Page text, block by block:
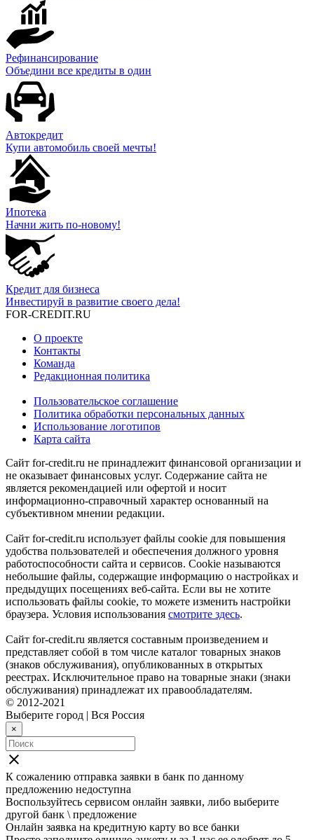
Рефинансирование
Объедини все кредиты в один
Автокредит
Купи автомобиль своей мечты!
Ипотека
Начни жить по-новому!
Кредит для бизнеса
Инвестируй в развитие своего дела!
FOR-CREDIT.RU
О проекте
Контакты
Команда
Редакционная политика
Пользовательское соглашение
Политика обработки персональных данных
Использование логотипов
Карта сайта
Сайт for-credit.ru не принадлежит финансовой организации и
не оказывает финансовых услуг. Содержание сайта не
является рекомендацией или офертой и носит
информационно-справочный характер основанный на
субъективном мнении редакции.
Сайт for-credit.ru использует файлы cookie для повышения
удобства пользователей и обеспечения должного уровня
работоспособности сайта и сервисов. Cookie называются
небольшие файлы, содержащие информацию о настройках и
предыдущих посещениях веб-сайта. Если вы не хотите
использовать файлы cookie, то можете изменить настройки
браузера. Условия использования смотрите здесь.
Сайт for-credit.ru является составным произведением и
представляет собой в том числе каталог товарных знаков
(знаков обслуживания), опубликованных в открытых
реестрах. Исключительное право на товарные знаки (знаки
обслуживания) принадлежат их правообладателям.
© 2012-2021
Выберите город | Вся Россия
×
close
К сожалению отправка заявки в банк по данному
предложению недоступна
Воспользуйтесь сервисом онлайн заявки, либо выберите
другой банк \ предложение
Онлайн заявка на кредитную карту во все банки